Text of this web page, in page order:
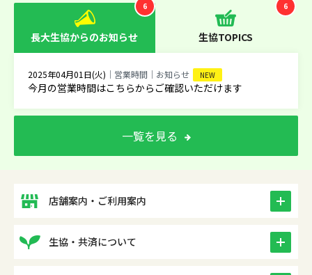
長大生協からのお知らせ
6
生協TOPICS
6
2025年04月01日(火) ｜営業時間｜お知らせ NEW
今月の営業時間はこちらからご確認いただけます
一覧を見る
店舗案内・ご利用案内
生協・共済について